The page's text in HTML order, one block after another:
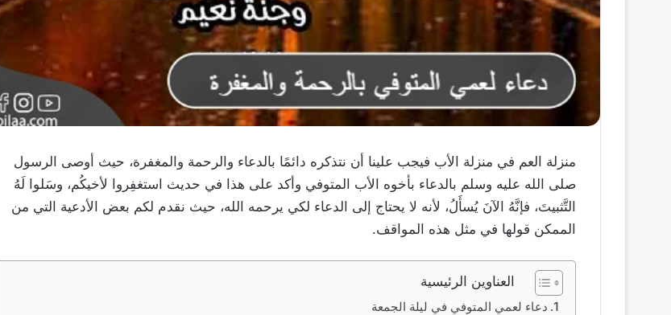
منزلة العم في منزلة الأب فيجب علينا أن نتذكره دائمًا بالدعاء والرحمة والمغفرة، حيث أوصى الرسول
صلى الله عليه وسلم بالدعاء بأخوه الأب المتوفي وأكد على هذا في حديث استغفِروا لأخيكُم، وسَلوا لَهُ
التَّثبيتَ، فإنَّهُ الآنَ يُسأَلُ، لأنه لا يحتاج إلى الدعاء لكي يرحمه الله، حيث نقدم لكم بعض الأدعية التي من
الممكن قولها في مثل هذه المواقف.
العناوين الرئيسية
دعاء لعمي المتوفي في ليلة الجمعة